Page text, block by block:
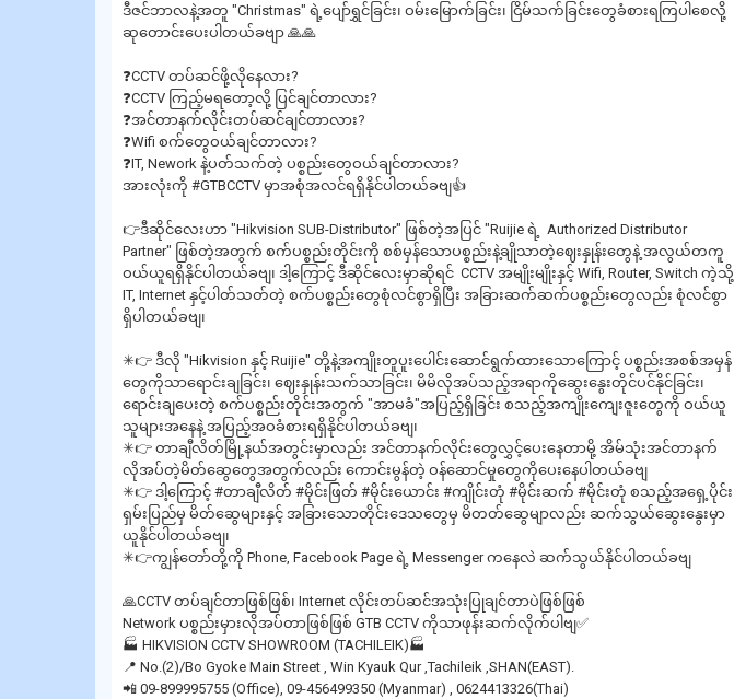
ဒီဇင်ဘာလနဲ့အတူ "Christmas" ရဲ့ပျော်ရွှင်ခြင်း၊ ဝမ်းမြောက်ခြင်း၊ ငြိမ်သက်ခြင်းတွေခံစားရကြပါစေလို့
ဆုတောင်းပေးပါတယ်ခဗျာ 🙏🙏
❓CCTV တပ်ဆင်ဖို့လိုနေလား?
❓CCTV ကြည့်မရတော့လို့ ပြင်ချင်တာလား?
❓အင်တာနက်လိုင်းတပ်ဆင်ချင်တာလား?
❓Wifi စက်တွေဝယ်ချင်တာလား?
❓IT, Nework နဲ့ပတ်သက်တဲ့ ပစ္စည်းတွေဝယ်ချင်တာလား?
အားလုံးကို #GTBCCTV မှာအစုံအလင်ရရှိနိုင်ပါတယ်ခဗျ👍
👉ဒီဆိုင်လေးဟာ "Hikvision SUB-Distributor" ဖြစ်တဲ့အပြင် "Ruijie ရဲ့ Authorized Distributor
Partner" ဖြစ်တဲ့အတွက် စက်ပစ္စည်းတိုင်းကို စစ်မှန်သောပစ္စည်းနဲ့ချိုသာတဲ့ဈေးနှုန်းတွေနဲ့ အလွယ်တကူ
ဝယ်ယူရရှိနိုင်ပါတယ်ခဗျ၊ ဒါ့ကြောင့် ဒီဆိုင်လေးမှာဆိုရင် CCTV အမျိုးမျိုးနှင့် Wifi, Router, Switch ကဲ့သို့
IT, Internet နှင့်ပါတ်သတ်တဲ့ စက်ပစ္စည်းတွေစုံလင်စွာရှိပြီး အခြားဆက်ဆက်ပစ္စည်းတွေလည်း စုံလင်စွာ
ရှိပါတယ်ခဗျ၊
✳👉 ဒီလို "Hikvision နှင့် Ruijie" တို့နဲ့အကျိုးတူပူးပေါင်းဆောင်ရွက်ထားသောကြောင့် ပစ္စည်းအစစ်အမှန်
တွေကိုသာရောင်းချခြင်း၊ ဈေးနှုန်းသက်သာခြင်း၊ မိမိလိုအပ်သည့်အရာကိုဆွေးနွေးတိုင်ပင်နိုင်ခြင်း၊
ရောင်းချပေးတဲ့ စက်ပစ္စည်းတိုင်းအတွက် "အာမခံ"အပြည့်ရှိခြင်း စသည့်အကျိုးကျေးဇူးတွေကို ဝယ်ယူ
သူများအနေနဲ့ အပြည့်အဝခံစားရရှိနိုင်ပါတယ်ခဗျ၊
✳👉 တာချီလိတ်မြို့နယ်အတွင်းမှာလည်း အင်တာနက်လိုင်းတွေလွှင့်ပေးနေတာမို့ အိမ်သုံးအင်တာနက်
လိုအပ်တဲ့မိတ်ဆွေတွေအတွက်လည်း ကောင်းမွန်တဲ့ ဝန်ဆောင်မှုတွေကိုပေးနေပါတယ်ခဗျ
✳👉 ဒါ့ကြောင့် #တာချီလိတ် #မိုင်းဖြတ် #မိုင်းယောင်း #ကျိုင်းတုံ #မိုင်းဆက် #မိုင်းတုံ စသည့်အရှေ့ပိုင်း
ရှမ်းပြည်မှ မိတ်ဆွေများနှင့် အခြားသောတိုင်းဒေသတွေမှ မိတတ်ဆွေမျာလည်း ဆက်သွယ်ဆွေးနွေးမှာ
ယူနိုင်ပါတယ်ခဗျ၊
✳👉ကျွန်တော်တို့ကို Phone, Facebook Page ရဲ့ Messenger ကနေလဲ ဆက်သွယ်နိုင်ပါတယ်ခဗျ
🙏CCTV တပ်ချင်တာဖြစ်ဖြစ်၊ Internet လိုင်းတပ်ဆင်အသုံးပြုချင်တာပဲဖြစ်ဖြစ်
Network ပစ္စည်းမှားလိုအပ်တာဖြစ်ဖြစ် GTB CCTV ကိုသာဖုန်းဆက်လိုက်ပါဗျ✅
🏭 HIKVISION CCTV SHOWROOM (TACHILEIK)🏭
📍 No.(2)/Bo Gyoke Main Street , Win Kyauk Qur ,Tachileik ,SHAN(EAST).
📲 09-899995755 (Office), 09-456499350 (Myanmar) , 0624413326(Thai)